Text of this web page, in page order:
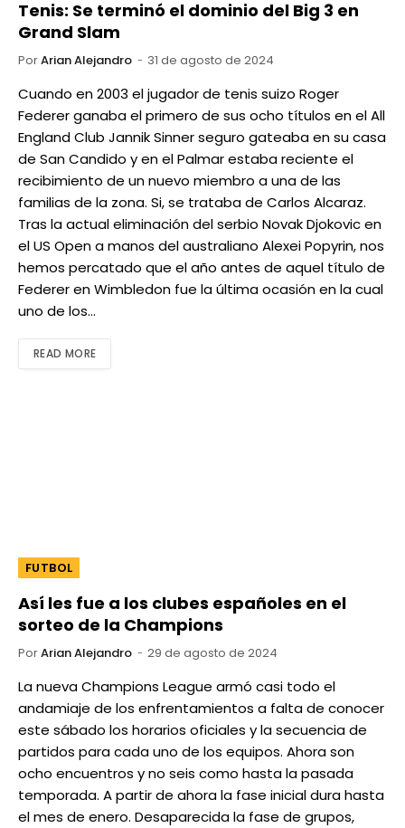
Tenis: Se terminó el dominio del Big 3 en
Grand Slam
PorArian Alejandro 31 de agosto de 2024
Cuando en 2003 el jugador de tenis suizo Roger
Federer ganaba el primero de sus ocho títulos en el All
England Club Jannik Sinner seguro gateaba en su casa
de San Candido y en el Palmar estaba reciente el
recibimiento de un nuevo miembro a una de las
familias de la zona. Si, se trataba de Carlos Alcaraz.
Tras la actual eliminación del serbio Novak Djokovic en
el US Open a manos del australiano Alexei Popyrin, nos
hemos percatado que el año antes de aquel título de
Federer en Wimbledon fue la última ocasión en la cual
uno de los…
READ MORE
FUTBOL
Así les fue a los clubes españoles en el
sorteo de la Champions
PorArian Alejandro 29 de agosto de 2024
La nueva Champions League armó casi todo el
andamiaje de los enfrentamientos a falta de conocer
este sábado los horarios oficiales y la secuencia de
partidos para cada uno de los equipos. Ahora son
ocho encuentros y no seis como hasta la pasada
temporada. A partir de ahora la fase inicial dura hasta
el mes de enero. Desaparecida la fase de grupos,